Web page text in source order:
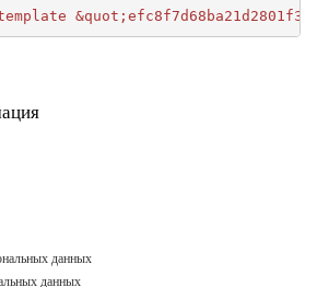
данных
данных